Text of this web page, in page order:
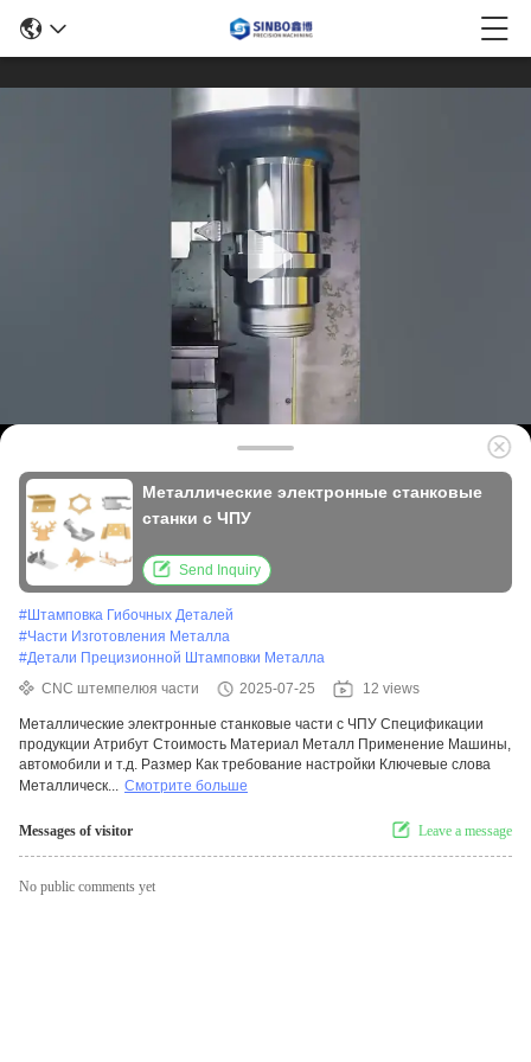
Металлические электронные станковые
станки с ЧПУ
Send Inquiry
#Штамповка Гибочных Деталей
#Части Изготовления Металла
#Детали Прецизионной Штамповки Металла
CNC штемпелюя части
2025-07-25 12 views
Металлические электронные станковые части с ЧПУ Спецификации
продукции Атрибут Стоимость Материал Металл Применение Машины,
автомобили и т.д. Размер Как требование настройки Ключевые слова
Металлическ... Смотрите больше
Messages of visitor Leave a message
No public comments yet